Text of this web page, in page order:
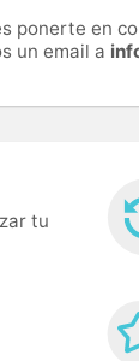
ponerte en
un email a
tu